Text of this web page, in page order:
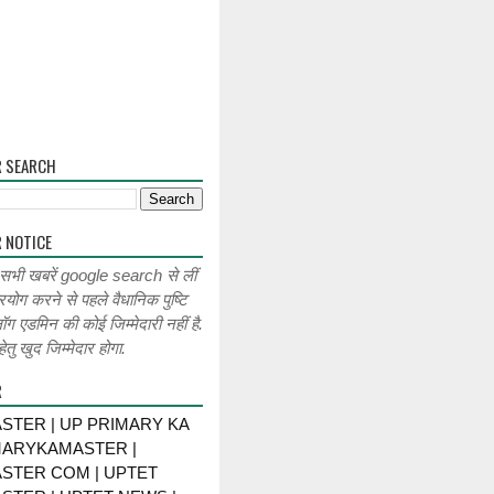
NOTICE
सभी खबरें google search से लीं
करने से पहले वैधानिक पुष्टि
की कोई जिम्मेदारी नहीं है.
खुद जिम्मेदार होगा.
| UP PRIMARY KA
|
COM | UPTET